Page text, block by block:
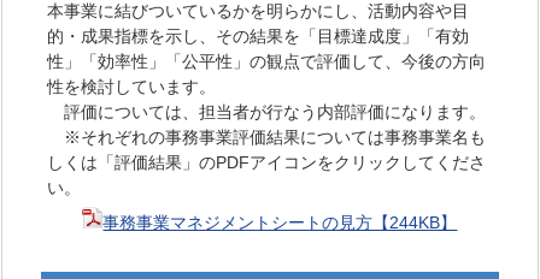
本事業に結びついているかを明らかにし、活動内容や目
的・成果指標を示し、その結果を「目標達成度」「有効
性」「効率性」「公平性」の観点で評価して、今後の方向
性を検討しています。
評価については、担当者が行なう内部評価になります。
※それぞれの事務事業評価結果については事務事業名も
しくは「評価結果」のPDFアイコンをクリックしてくださ
い。
事務事業マネジメントシートの見方【244KB】